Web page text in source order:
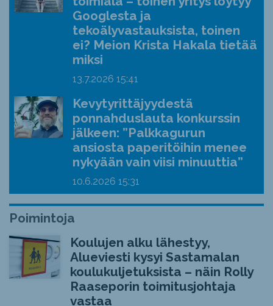
Googlesta ja
tekoälyvastauksista, toinen
ei? Meion Krista Hakala tietää
miksi
13.7.2026 15:41
Kevytyrittäjyydestä
ponnahduslauta konkurssin
jälkeen: ”Palkkagurun
ansiosta paperitöihin menee
nykyään vain viisi minuuttia”
10.6.2026 15:31
Poimintoja
Koulujen alku lähestyy,
Alueviesti kysyi Sastamalan
koulukuljetuksista – näin Rolly
Raaseporin toimitusjohtaja
vastaa